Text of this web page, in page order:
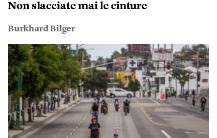
Non slacciate mai le cinture
Burkhard Bilger